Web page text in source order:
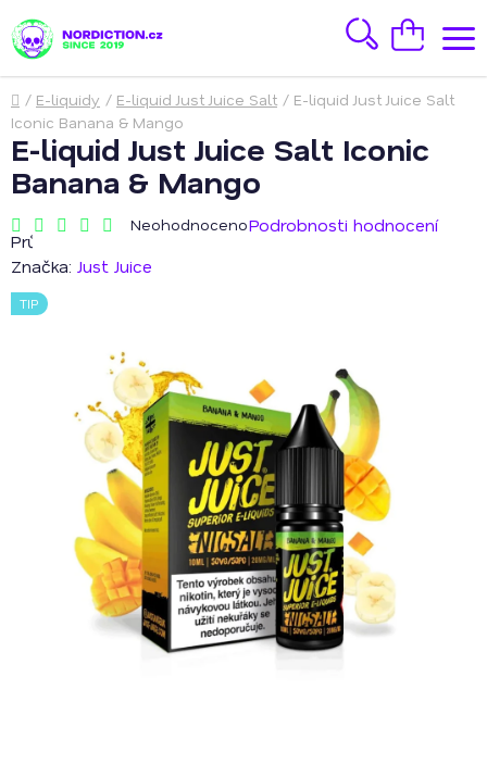
na
obsah
HledatNákupní
košík
Domů
/ E-liquidy / E-liquid Just Juice Salt / E-liquid Just Juice Salt
Iconic Banana & Mango
E-liquid Just Juice Salt Iconic
Banana & Mango
Průměrné
hodnocení
produktu
je
0,0
NeohodnocenoPodrobnosti hodnocení
Značka: Just Juice
TIP